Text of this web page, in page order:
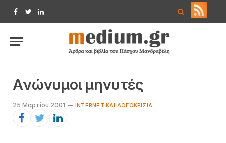
Facebook
TwitterLinkedIn
Aνώνυμοι μηνυτές
25 Μαρτίου 2001 INTERNET ΚΑΙ ΛΟΓΟΚΡΙΣΊΑ